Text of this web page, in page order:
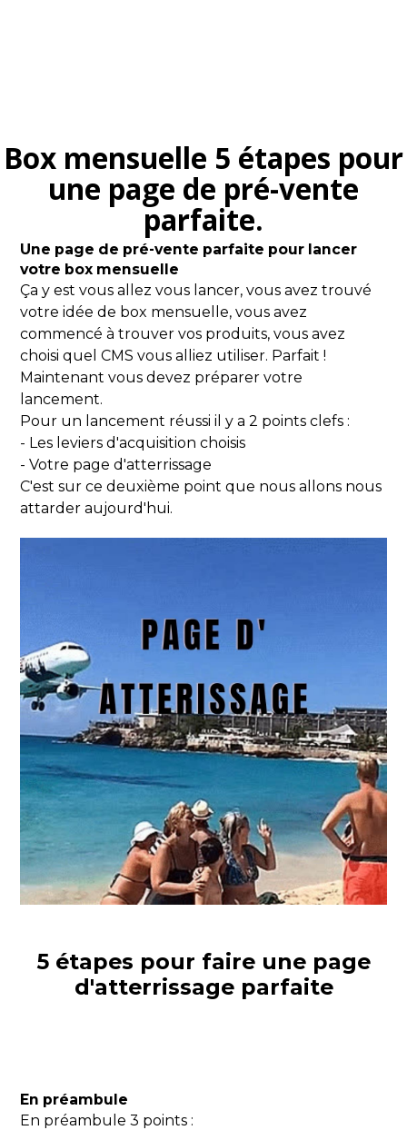
Box mensuelle 5 étapes pour
une page de pré-vente
parfaite.
Une page de pré-vente parfaite pour lancer
votre box mensuelle
Ça y est vous allez vous lancer, vous avez trouvé
votre idée de box mensuelle, vous avez
commencé à trouver vos produits, vous avez
choisi quel CMS vous alliez utiliser. Parfait !
Maintenant vous devez préparer votre
lancement.
Pour un lancement réussi il y a 2 points clefs :
- Les leviers d'acquisition choisis
- Votre page d'atterrissage
C'est sur ce deuxième point que nous allons nous
attarder aujourd'hui.
5 étapes pour faire une page
d'atterrissage parfaite
En préambule
En préambule 3 points :